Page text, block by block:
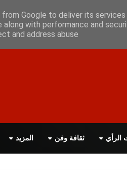
اقرأ الصحيفة PDF
الرأي ثقافة وفن المزيد
Google to deliver its
along with performance and
and address abuse.